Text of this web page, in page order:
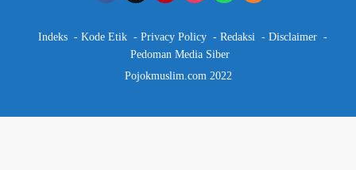
Indeks Kode Etik Privacy Policy Redaksi
Disclaimer
Pedoman Media Siber
Pojokmuslim.com 2022